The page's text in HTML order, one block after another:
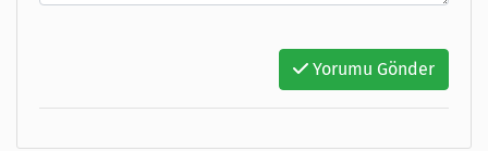
Yorumu Gönder